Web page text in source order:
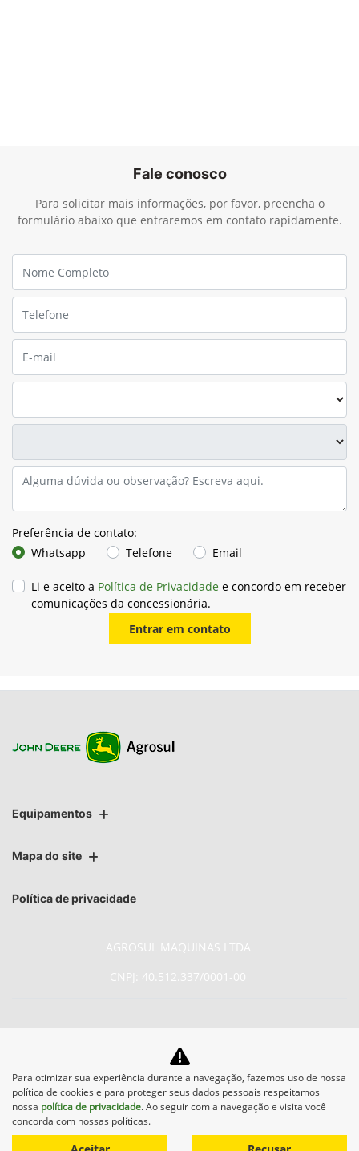
Fale conosco
Para solicitar mais informações, por favor, preencha o
formulário abaixo que entraremos em contato rapidamente.
Preferência de contato:
Whatsapp
Telefone Email
Li e aceito a Política de Privacidade e concordo em receber
comunicações da concessionária.
Entrar em contato
Equipamentos
Mapa do site
Política de privacidade
AGROSUL MAQUINAS LTDA
CNPJ: 40.512.337/0001-00
No trânsito, enxergar o outro
salva vidas.
Para otimizar sua experiência durante a navegação, fazemos uso de nossa
política de cookies e para proteger seus dados pessoais respeitamos
nossa política de privacidade. Ao seguir com a navegação e visita você
concorda com nossas políticas.